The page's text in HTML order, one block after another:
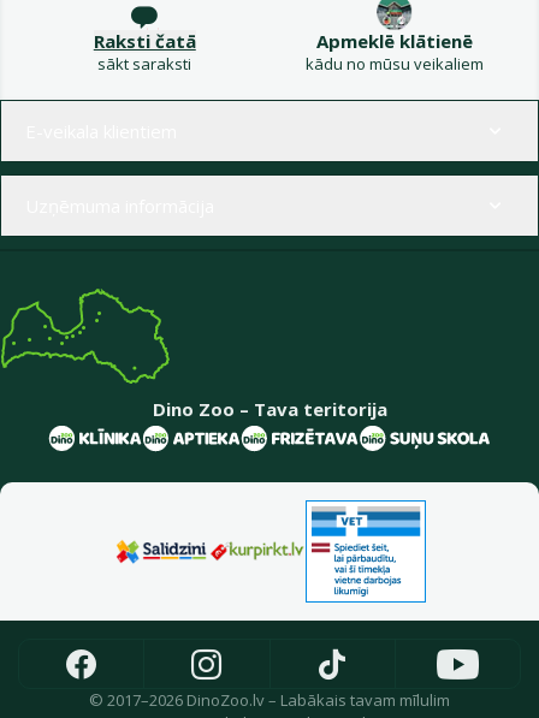
Raksti čatā
sākt saraksti
Apmeklē klātienē
kādu no mūsu veikaliem
Dino Zoo – Tava teritorija
© 2017–2026 DinoZoo.lv – Labākais tavam mīlulim